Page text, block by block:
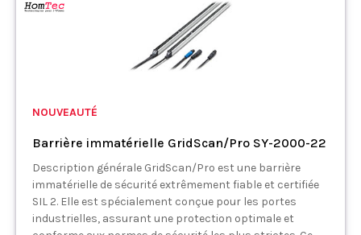
NOUVEAUTÉ
Barrière immatérielle GridScan/Pro SY-2000-22
Description générale GridScan/Pro est une barrière
immatérielle de sécurité extrêmement fiable et certifiée
SIL 2. Elle est spécialement conçue pour les portes
industrielles, assurant une protection optimale et